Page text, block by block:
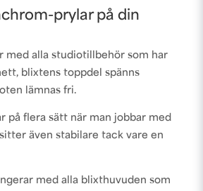
prylar på din
med alla studiotillbehör som har
blixtens toppdel spänns
lämnas fri.
på flera sätt när man jobbar med
även stabilare tack vare en
med alla blixthuvuden som